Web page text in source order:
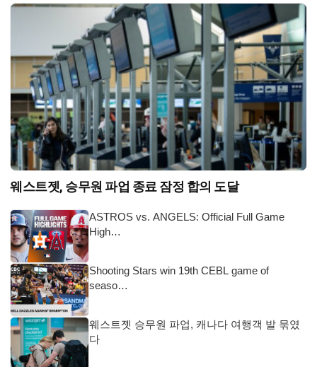
웨스트젯, 승무원 파업 종료 잠정 합의 도달
ASTROS vs. ANGELS: Official Full Game
High…
Shooting Stars win 19th CEBL game of
seaso…
웨스트젯 승무원 파업, 캐나다 여행객 발 묶였
다